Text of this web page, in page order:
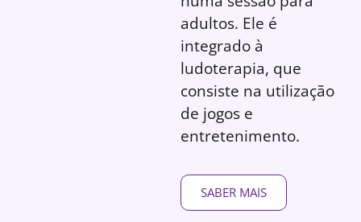
adultos. Ele é
integrado à
ludoterapia, que
consiste na utilização
de jogos e
entretenimento.
SABER MAIS